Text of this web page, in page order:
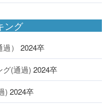
ング
） 2024卒
グ(通過) 2024卒
) 2024卒